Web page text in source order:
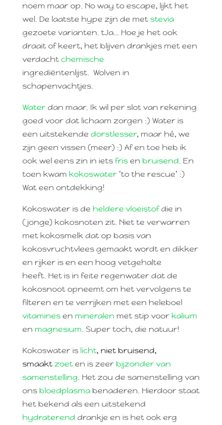
noem maar op. No way to escape, lijkt het
wel. De laatste hype zijn de metstevia
gezoete varianten. tJa… Hoe je het ook
draait of keert, het blijven drankjes met een
verdachtchemische
ingrediëntenlijst. Wolven in
schapenvachtjes.
Waterdan maar. Ik wil per slot van rekening
goed voor dat lichaam zorgen :) Water is
een uitstekende dorstlesser, maar hé, we
zijn geen vissen (meer) :) Af en toe heb ik
ook wel eens zin in ietsfrisen bruisend. En
toen kwam kokoswater’to the rescue’ :)
Wat een ontdekking!
Kokoswater is de heldere vloeistofdie in
(jonge) kokosnoten zit. Niet te verwarren
met kokosmelk dat op basis van
kokosvruchtvlees gemaakt wordt en dikker
en rijker is en een hoog vetgehalte
heeft. Het is in feite regenwater dat de
kokosnoot opneemt om het vervolgens te
filteren en te verrijken met een heleboel
vitaminesen mineralen met stip voor kalium
en magnesium. Super toch, die natuur!
Kokoswater is licht, niet bruisend,
smaaktzoeten is zeer bijzonder van
samenstelling. Het zou de samenstelling van
ons bloedplasmabenaderen. Hierdoor staat
het bekend als een uitstekend
hydraterend drankje en is het ook erg